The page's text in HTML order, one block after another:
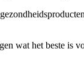
wat het beste is